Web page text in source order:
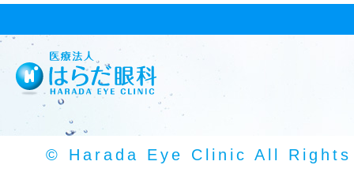
© Harada Eye Clinic All